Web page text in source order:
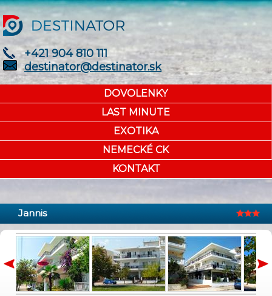
+421 904 810 111
destinator@destinator.sk
DOVOLENKY
LAST MINUTE
EXOTIKA
NEMECKÉ CK
KONTAKT
Jannis